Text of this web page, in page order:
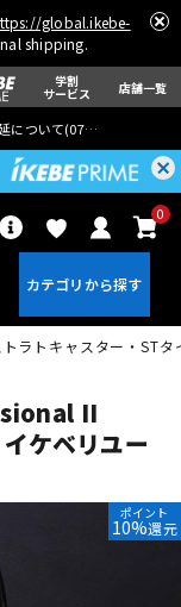
global.ikebe-
shipping.
学割
サービス 店舗一覧
について(07月29日
0
クレレ
トラトキャスター・STタ
II
イケベリユー
ポイント
10%還元